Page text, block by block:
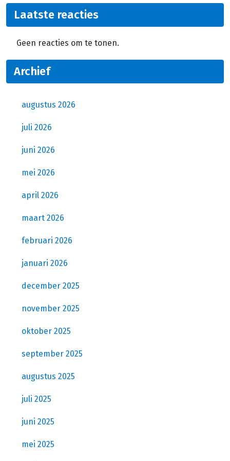
Laatste reacties
Geen reacties om te tonen.
Archief
augustus 2026
juli 2026
juni 2026
mei 2026
april 2026
maart 2026
februari 2026
januari 2026
december 2025
november 2025
oktober 2025
september 2025
augustus 2025
juli 2025
juni 2025
mei 2025